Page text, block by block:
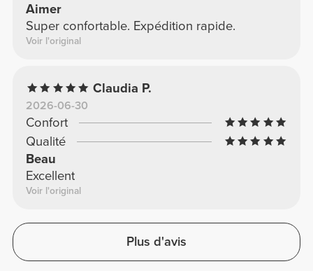
Aimer
Super confortable. Expédition rapide.
Voir l'original
Claudia P.
2026-06-30
Confort
Qualité
Beau
Excellent
Voir l'original
Plus d'avis